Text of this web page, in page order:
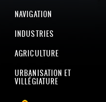
NAVIGATION
INDUSTRIES
AGRICULTURE
URBANISATION ET
VILLÉGIATURE